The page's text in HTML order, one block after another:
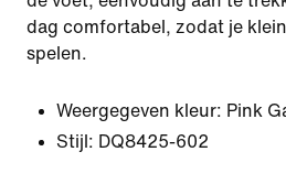
dag comfortabel, zodat je
spelen.
Weergegeven kleur: Pink
Stijl: DQ8425-602